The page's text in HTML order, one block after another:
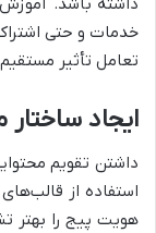
خدمات و حتی
تعامل تأثیر
ایجاد
داشتن تقویم
استفاده از
هویت پیج را بهتر